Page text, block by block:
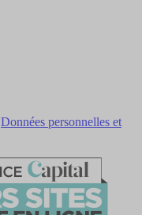
Données personnelles et